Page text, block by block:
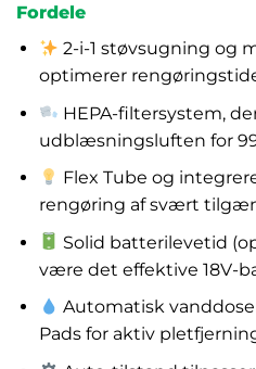
Fordele
2-i-1 støvsugning og
optimerer
HEPA-filtersystem,
udblæsningsluften for
Flex Tube og
rengøring af svært
Solid batterilevetid
være det effektive 18V-
Automatisk
Pads for aktiv